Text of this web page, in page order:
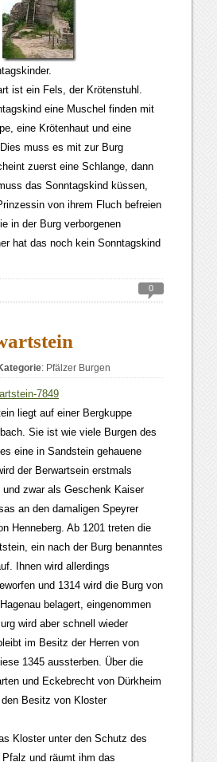
ist ein Fels, der Krötenstuhl.
eine Muschel finden mit
eine Krötenhaut und eine
muss es mit zur Burg
zuerst eine Schlange, dann
das Sonntagskind küssen,
von ihrem Fluch befreien
in der Burg verborgenen
hat das noch kein Sonntagskind
0
: Pfälzer Burgen
liegt auf einer Bergkuppe
Sie ist wie viele Burgen des
eine in Sandstein gehauene
der Berwartsein erstmals
und zwar als Geschenk Kaiser
an den damaligen Speyrer
Henneberg. Ab 1201 treten die
ein nach der Burg benanntes
Ihnen wird allerdings
und 1314 wird die Burg von
belagert, eingenommen
wird aber schnell wieder
im Besitz der Herren von
1345 aussterben. Über die
und Eckebrecht von Dürkheim
Besitz von Kloster
Kloster unter den Schutz des
und räumt ihm das